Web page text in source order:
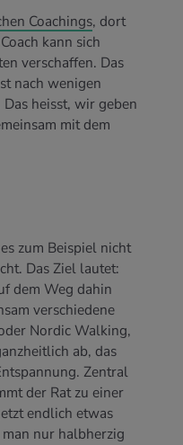
Coachings, dort
kann sich
verschaffen. Das
nach wenigen
heisst, wir geben
mit dem
zum Beispiel nicht
Das Ziel lautet:
dem Weg dahin
verschiedene
Nordic Walking,
ab, das
Zentral
der Rat zu einer
endlich etwas
nur halbherzig